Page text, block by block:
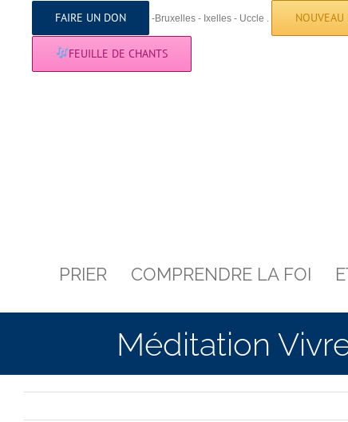
content
FAIRE UN DON -Bruxelles - Ixelles - Uccle . NOUVEAU
FEUILLE DE CHANTS
PRIER COMPRENDRE LA FOI
Méditation